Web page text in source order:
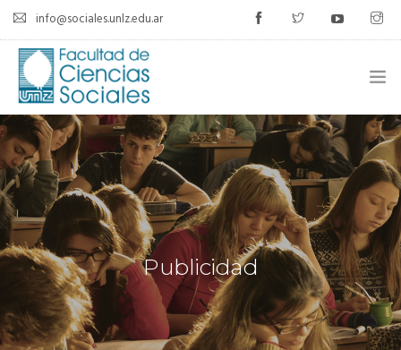
info@sociales.unlz.edu.ar
INICIO
INSTITUCIONAL
CARRERAS
CALENDARIO ACADÉMICO
CÁTEDRAS
ESTUDIANTES
Publicidad